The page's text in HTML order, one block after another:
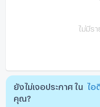
ไม่มีรา
ยังไม่เจอประกาศ ใน ไอ
คุณ?